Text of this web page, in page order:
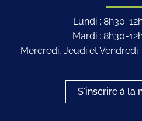
Lundi : 8h30-
Mardi : 8h30-
Mercredi, Jeudi et Vendredi
S'inscrire à la